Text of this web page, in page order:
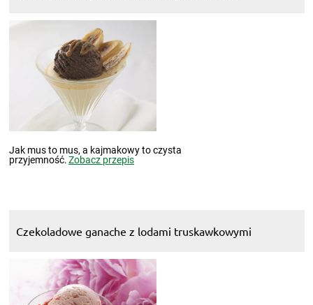
Jak mus to mus, a kajmakowy to czysta
przyjemność.Zobacz przepis
Czekoladowe ganache z lodami truskawkowymi